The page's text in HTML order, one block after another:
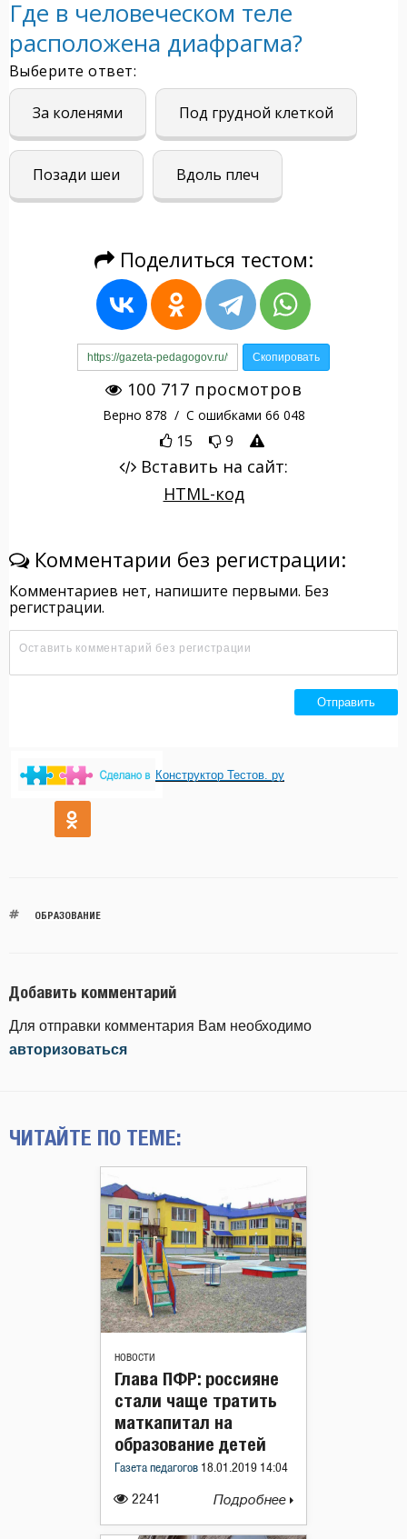
Конструктор Тестов. ру
ОБРАЗОВАНИЕ
Добавить комментарий
Для отправки комментария Вам необходимо
авторизоваться
ЧИТАЙТЕ ПО ТЕМЕ:
НОВОСТИ
2241
Глава ПФР: россияне
стали чаще тратить
маткапитал на
образование детей
Газета педагогов 18.01.2019 14:04
Подробнее